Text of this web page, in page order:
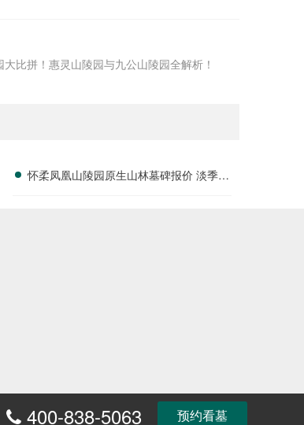
大比拼！惠灵山陵园与九公山陵园全解析！
怀柔凤凰山陵园原生山林墓碑报价 淡季专
400-838-5063 预约看墓